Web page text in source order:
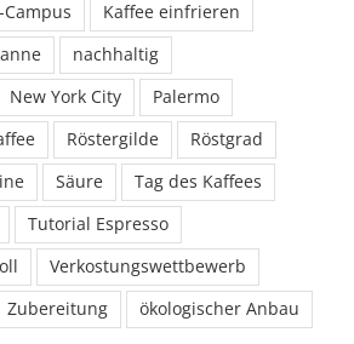
Campus
Kaffee einfrieren
nachhaltig
New York City
Palermo
Röstergilde
Röstgrad
Säure
Tag des Kaffees
Tutorial Espresso
Verkostungswettbewerb
Zubereitung ökologischer Anbau